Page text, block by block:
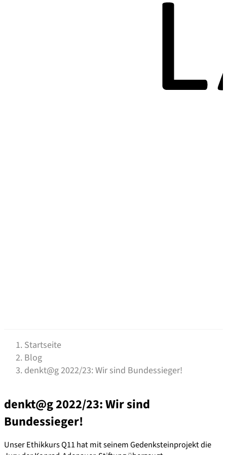
Startseite
Blog
denkt@g 2022/23: Wir sind Bundessieger!
denkt@g 2022/23: Wir sind
Bundessieger!
Unser Ethikkurs Q11 hat mit seinem Gedenksteinprojekt die